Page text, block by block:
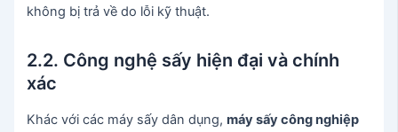
không bị trả về do lỗi kỹ thuật.
2.2. Công nghệ sấy hiện đại và chính
xác
Khác với các máy sấy dân dụng,máy sấy công nghiệp